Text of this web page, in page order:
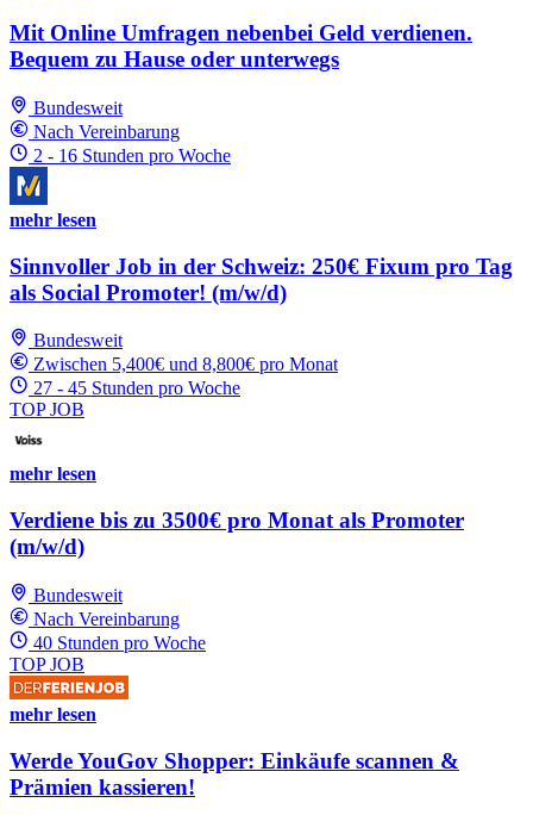
Mit Online Umfragen nebenbei Geld verdienen.
Bequem zu Hause oder unterwegs
Bundesweit
Nach Vereinbarung
2 - 16 Stunden pro Woche
mehr lesen
Sinnvoller Job in der Schweiz: 250€ Fixum pro Tag
als Social Promoter! (m/w/d)
Bundesweit
Zwischen 5,400€ und 8,800€ pro Monat
27 - 45 Stunden pro Woche
TOP JOB
mehr lesen
Verdiene bis zu 3500€ pro Monat als Promoter
(m/w/d)
Bundesweit
Nach Vereinbarung
40 Stunden pro Woche
TOP JOB
mehr lesen
Werde YouGov Shopper: Einkäufe scannen &
Prämien kassieren!